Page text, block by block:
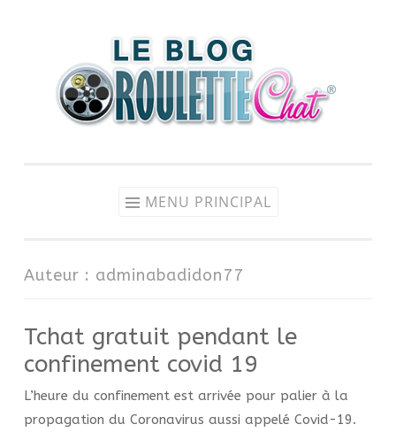
MENU PRINCIPAL
Auteur : adminabadidon77
Tchat gratuit pendant le
confinement covid 19
L’heure du confinement est arrivée pour palier à la
propagation du Coronavirus aussi appelé Covid-19.